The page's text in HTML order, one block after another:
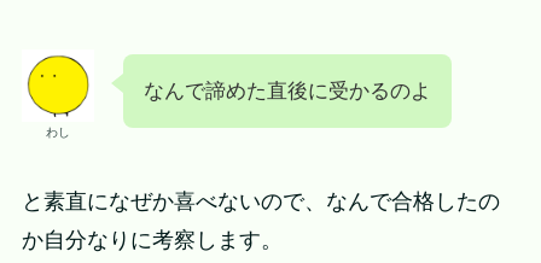
わし
なんで諦めた直後に受かるのよ
と素直になぜか喜べないので、なんで合格したの
か自分なりに考察します。